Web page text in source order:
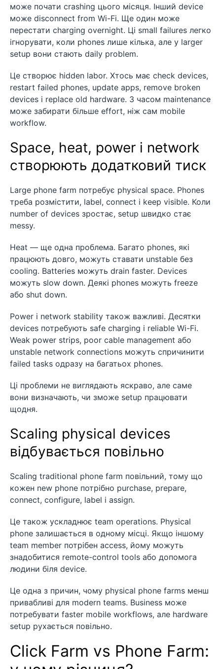
може почати crashing цього місяця. Інший device
може disconnect from Wi-Fi. Ще один може
перестати charging overnight. Ці small failures легко
ігнорувати, коли phones лише кілька, але у larger
setup вони стають daily problem.
Це створює hidden labor. Хтось має check devices,
restart failed phones, update apps, remove broken
devices і replace old hardware. З часом maintenance
може забирати більше effort, ніж сам mobile
workflow.
Space, heat, power і network
створюють додатковий тиск
Large phone farm потребує physical space. Phones
треба розмістити, label, connect і keep visible. Коли
number of devices зростає, setup швидко стає
messy.
Heat — ще одна проблема. Багато phones, які
працюють довго, можуть ставати unstable без
cooling. Batteries можуть drain faster. Devices
можуть slow down. Деякі phones можуть freeze
або shut down.
Power і network stability також важливі. Десятки
devices потребують safe charging і reliable Wi-Fi.
Weak power strips, poor cable management або
unstable network connections можуть спричинити
failed tasks одразу на багатьох phones.
Ці проблеми не виглядають яскраво, але саме
вони визначають, чи зможе setup працювати
щодня.
Scaling physical devices
відбувається повільно
Scaling traditional phone farm повільний, тому що
кожен new phone потрібно purchase, prepare,
connect, configure, label і assign.
Це також ускладнює team operations. Physical
phone залишається в одному місці. Якщо іншому
team member потрібен access, йому можуть
знадобитися remote-control tools або допомога
людини біля device.
Це одна з причин, чому physical phone farms менш
привабливі для modern teams. Business може
потребувати faster mobile workflows, але hardware
setup рухається повільно.
Click Farm vs Phone Farm: